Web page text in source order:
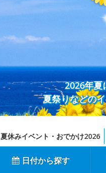
2026年夏
夏祭りなどの
夏休みイベント・おでかけ2026
日付から探す